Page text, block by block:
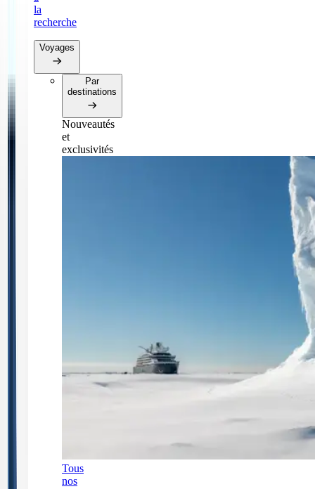
la
recherche
Voyages
Par
destinations
Nouveautés
et
exclusivités
Tous
nos